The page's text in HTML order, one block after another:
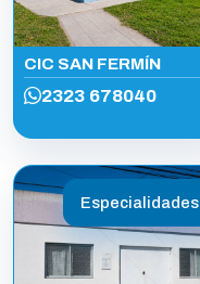
CIC SAN FERMÍN
2323 678040
Especialidades